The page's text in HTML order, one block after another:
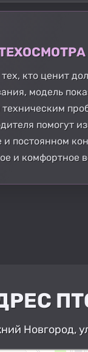
кто ценит
модель
помогут
и комфортное
Новгород,